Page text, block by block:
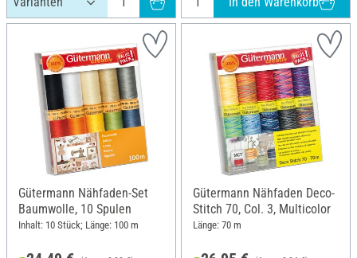
Gütermann Nähfaden-Set
Baumwolle, 10 Spulen
Inhalt: 10 Stück; Länge: 100 m
Gütermann Nähfaden Deco-
Stitch 70, Col. 3, Multicolor
Länge: 70 m